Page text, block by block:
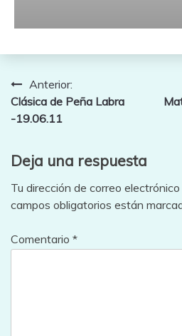
Navegación
de
Anterior:
Clásica de Peña Labra
-19.06.11
Deja una respuesta
Tu dirección de correo
campos obligatorios están
Comentario *